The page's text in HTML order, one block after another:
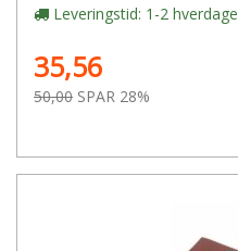
Leveringstid: 1-2 hverdage
35,56
50,00 SPAR 28%